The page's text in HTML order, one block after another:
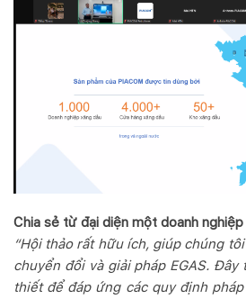
Chia sẻ từ đại diện một doanh
“Hội thảo rất hữu ích, giúp chúng
chuyển đổi và giải pháp EGAS.
thiết để đáp ứng các quy định